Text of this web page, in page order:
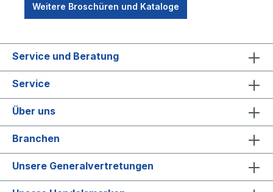
Weitere Broschüren und Kataloge
Service und Beratung
Service
Über uns
Branchen
Unsere Generalvertretungen